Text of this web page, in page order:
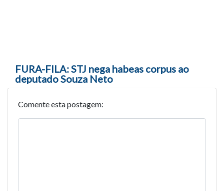
FURA-FILA: STJ nega habeas corpus ao
deputado Souza Neto
Comente esta postagem: